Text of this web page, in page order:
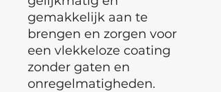
gemakkelijk aan te
brengen en zorgen voor
een vlekkeloze coating
zonder gaten en
onregelmatigheden.